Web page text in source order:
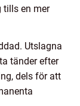
tills en mer
Utslagna
tänder efter
dels för att